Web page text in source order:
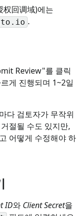
回调域)에는
.
Review"를 클릭
게 진행되며 1~2일
다 검토자가 무작위
절될 수도 있지만,
어떻게 수정해야 하
ID와 Client Secret을